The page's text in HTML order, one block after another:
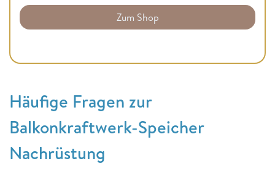
Zum Shop
Häufige Fragen zur
Balkonkraftwerk-Speicher
Nachrüstung